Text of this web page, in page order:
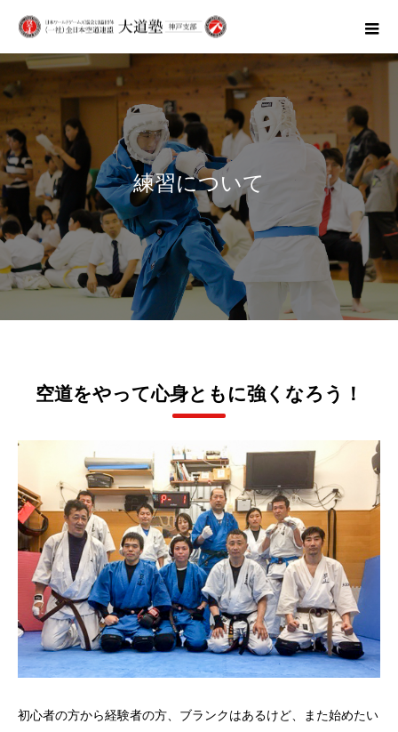
練習について
空道をやって心身ともに強くなろう！
初心者の方から経験者の方、ブランクはあるけど、また始めたい